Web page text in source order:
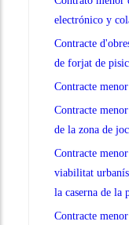
electrónico y
Contracte
de forjat de
Contracte
Contracte
de la zona de
Contracte
viabilitat
la caserna de la
Contracte